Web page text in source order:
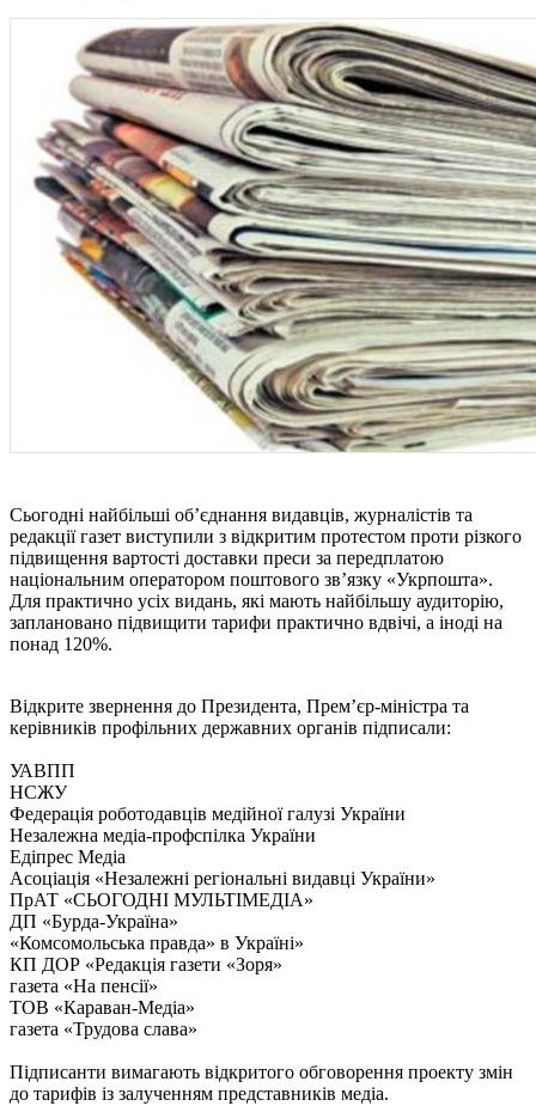
Сьогодні найбільші об’єднання видавців, журналістів та
редакції газет виступили з відкритим протестом проти різкого
підвищення вартості доставки преси за передплатою
національним оператором поштового зв’язку «Укрпошта».
Для практично усіх видань, які мають найбільшу аудиторію,
заплановано підвищити тарифи практично вдвічі, а іноді на
понад 120%.
Відкрите звернення до Президента, Прем’єр-міністра та
керівників профільних державних органів підписали:
УАВПП
НСЖУ
Федерація роботодавців медійної галузі України
Незалежна медіа-профспілка України
Едiпрес Медiа
Асоціація «Незалежні регіональні видавці України»
ПрАТ «СЬОГОДНІ МУЛЬТІМЕДІА»
ДП «Бурда-Україна»
«Комсомольська правда» в Україні»
КП ДОР «Редакція газети «Зоря»
газета «На пенсії»
ТОВ «Караван-Медіа»
газета «Трудова слава»
Підписанти вимагають відкритого обговорення проекту змін
до тарифів із залученням представників медіа.